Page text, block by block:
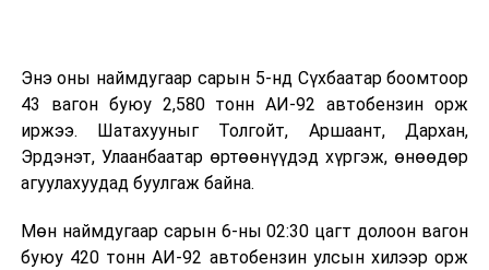
Энэ оны наймдугаар сарын 5-нд Сүхбаатар боомтоор
43 вагон буюу 2,580 тонн АИ-92 автобензин орж
иржээ. Шатахууныг Толгойт, Аршаант, Дархан,
Эрдэнэт, Улаанбаатар өртөөнүүдэд хүргэж, өнөөдөр
агуулахуудад буулгаж байна.
Мөн наймдугаар сарын 6-ны 02:30 цагт долоон вагон
буюу 420 тонн АИ-92 автобензин улсын хилээр орж